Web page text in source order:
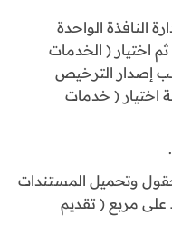
النافذة الواحدة
ثم اختيار ( الخدمات
إصدار الترخيص
اختيار ( خدمات
وتحميل المستندات
مربع ( تقديم